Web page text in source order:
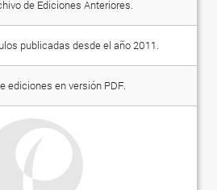
de Ediciones Anteriores.
publicadas desde el año 2011.
ediciones en versión PDF.